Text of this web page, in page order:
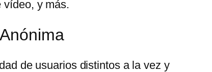
vídeo, y más.
de usuarios distintos a la vez y